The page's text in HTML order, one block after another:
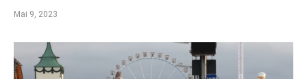
Mai 9, 2023